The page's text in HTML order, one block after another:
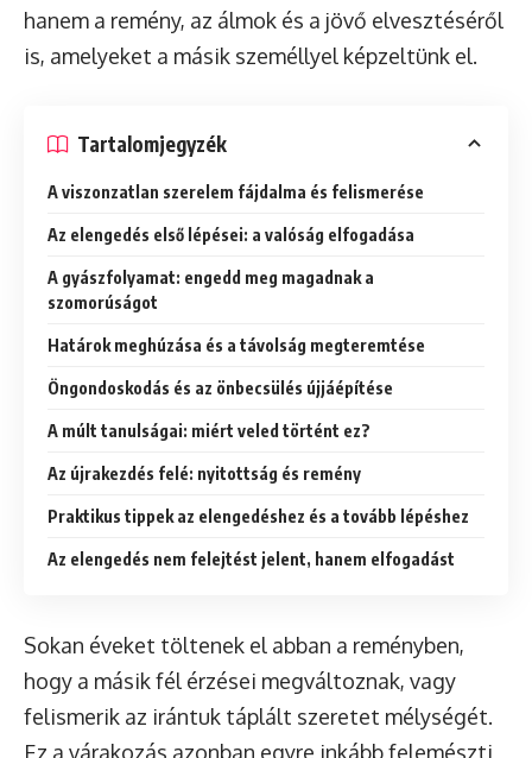
hanem a remény, az álmok és a jövő elvesztéséről
is, amelyeket a másik személlyel képzeltünk el.
Tartalomjegyzék
A viszonzatlan szerelem fájdalma és felismerése
Az elengedés első lépései: a valóság elfogadása
A gyászfolyamat: engedd meg magadnak a
szomorúságot
Határok meghúzása és a távolság megteremtése
Öngondoskodás és az önbecsülés újjáépítése
A múlt tanulságai: miért veled történt ez?
Az újrakezdés felé: nyitottság és remény
Praktikus tippek az elengedéshez és a tovább lépéshez
Az elengedés nem felejtést jelent, hanem elfogadást
Sokan éveket töltenek el abban a reményben,
hogy a másik fél érzései megváltoznak, vagy
felismerik az irántuk táplált szeretet mélységét.
Ez a várakozás azonban egyre inkább felemészti